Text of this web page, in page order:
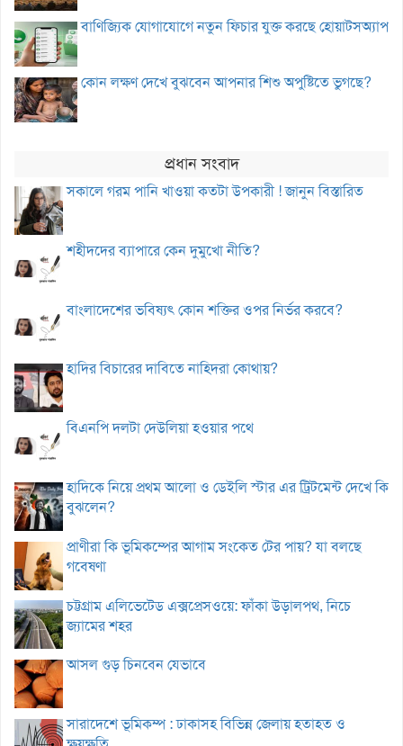
বাণিজ্যিক যোগাযোগে নতুন ফিচার যুক্ত করছে হোয়াটসঅ্যাপ
কোন লক্ষণ দেখে বুঝবেন আপনার শিশু অপুষ্টিতে ভুগছে?
প্রধান সংবাদ
সকালে গরম পানি খাওয়া কতটা উপকারী ! জানুন বিস্তারিত
শহীদদের ব্যাপারে কেন দুমুখো নীতি?
বাংলাদেশের ভবিষ্যৎ কোন শক্তির ওপর নির্ভর করবে?
হাদির বিচারের দাবিতে নাহিদরা কোথায়?
বিএনপি দলটা দেউলিয়া হওয়ার পথে
হাদিকে নিয়ে প্রথম আলো ও ডেইলি স্টার এর ট্রিটমেন্ট দেখে কি
বুঝলেন?
প্রাণীরা কি ভূমিকম্পের আগাম সংকেত টের পায়? যা বলছে
গবেষণা
চট্টগ্রাম এলিভেটেড এক্সপ্রেসওয়ে: ফাঁকা উড়ালপথ, নিচে
জ্যামের শহর
আসল গুড় চিনবেন যেভাবে
সারাদেশে ভূমিকম্প : ঢাকাসহ বিভিন্ন জেলায় হতাহত ও